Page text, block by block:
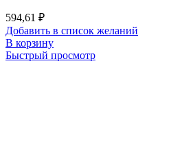
594,61 ₽
Добавить в список желаний
В корзину
Быстрый просмотр